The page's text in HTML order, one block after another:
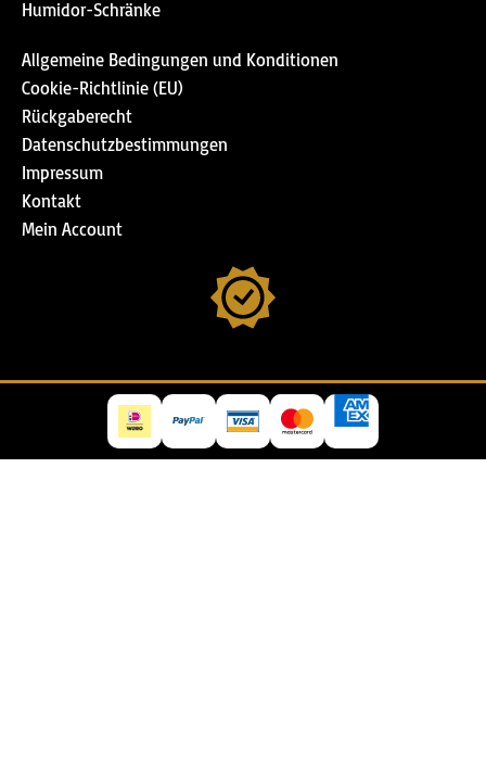
Humidor-Schränke
Allgemeine Bedingungen und Konditionen
Cookie-Richtlinie (EU)
Rückgaberecht
Datenschutzbestimmungen
Impressum
Kontakt
Mein Account